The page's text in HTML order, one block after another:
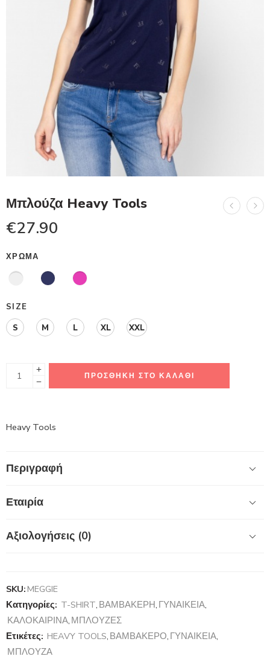
Μπλούζα Heavy Tools
€27.90
ΧΡΏΜΑ
SIZE
S
M L XL XXL
ΠΡΟΣΘΉΚΗ ΣΤΟ ΚΑΛΆΘΙ
Heavy Tools
Περιγραφή
Εταιρία
Αξιολογήσεις (0)
SKU: MEGGIE
Κατηγορίες: T-SHIRT, ΒΑΜΒΑΚΕΡΗ, ΓΥΝΑΙΚΕΙΑ,
ΚΑΛΟΚΑΙΡΙΝΑ, ΜΠΛΟΥΖΕΣ
Ετικέτες: HEAVY TOOLS, ΒΑΜΒΑΚΕΡΟ, ΓΥΝΑΙΚΕΙΑ,
ΜΠΛΟΥΖΑ